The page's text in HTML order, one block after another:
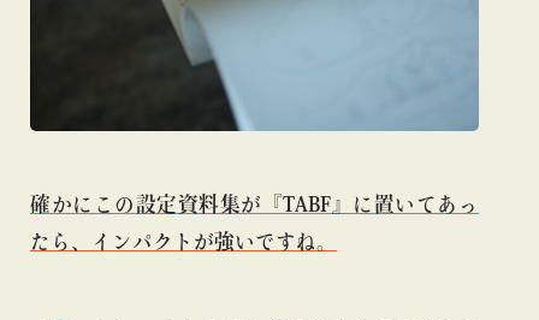
確かにこの設定資料集が『TABF』に置いてあっ
たら、インパクトが強いですね。